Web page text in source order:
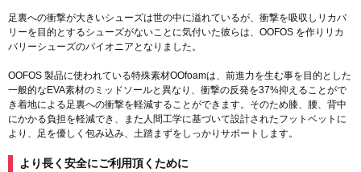
足裏への衝撃が大きいシューズは世の中に溢れているが、衝撃を吸収しリカバ
リーを目的とするシューズがないことに気付いた彼らは、OOFOS を作りリカ
バリーシューズのパイオニアとなりました。
OOFOS 製品に使われている特殊素材OOfoamは、前進力を生む事を目的とした
一般的なEVA素材のミッドソールと異なり、衝撃の反発を37%抑えることがで
き着地による足裏への衝撃を軽減することができます。そのため膝、腰、背中
にかかる負担を軽減でき、また人間工学に基づいて設計されたフットベットに
より、足を優しく包み込み、土踏まずをしっかりサポートします。
より長く安全にご利用頂くために